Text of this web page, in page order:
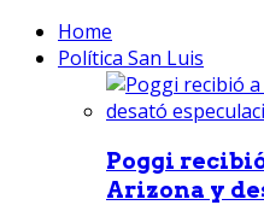
Home
Política San Luis
Poggi
Arizona y